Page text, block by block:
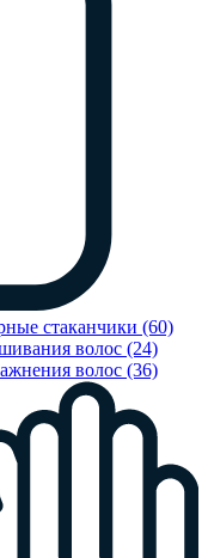
стаканчики (60)
волос (24)
волос (36)